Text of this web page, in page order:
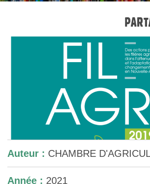
Auteur : CHAMBRE
Année : 2021